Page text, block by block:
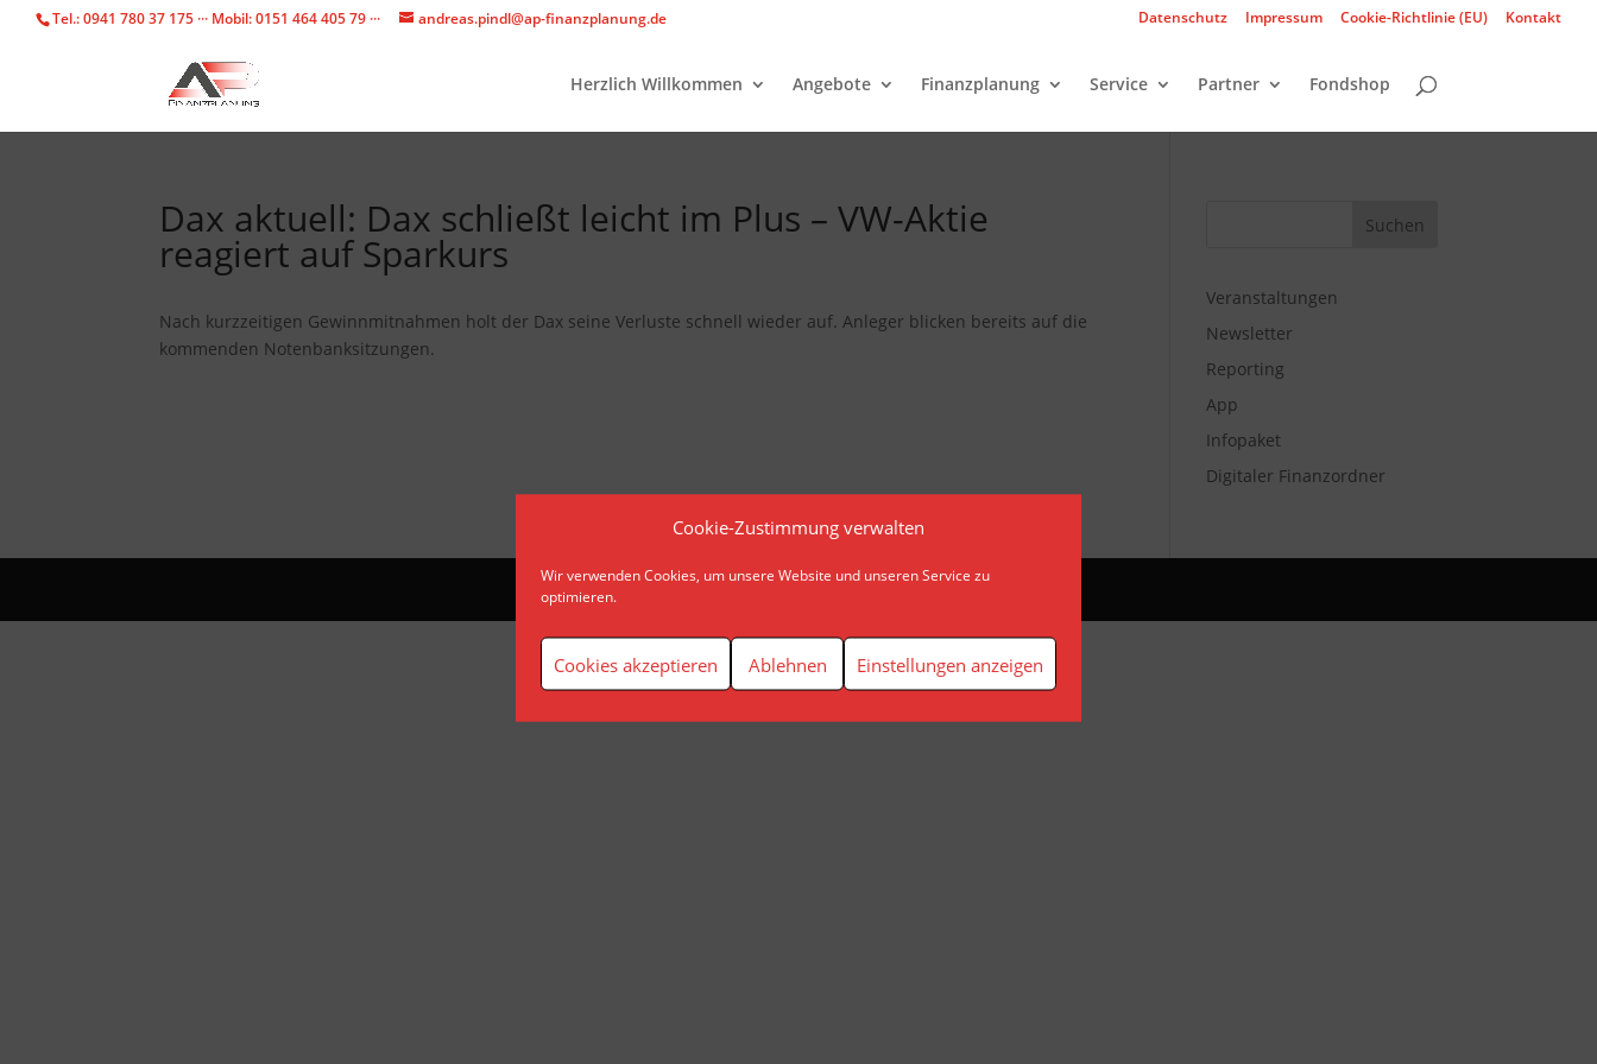
Cookie-Zustimmung verwalten
Wir verwenden Cookies, um unsere Website und unseren Service zu
optimieren.
Cookies akzeptieren Ablehnen Einstellungen anzeigen
Tel.: 0941 780 37 175 ··· Mobil: 0151 464 405 79 ··· andreas.pindl@ap-finanzplanung.de Datenschutz Impressum Cookie-Richtlinie (EU) Kontakt
Herzlich Willkommen Angebote Finanzplanung Service Partner Fondshop
Dax aktuell: Dax schließt leicht im Plus – VW-Aktie
reagiert auf Sparkurs
Nach kurzzeitigen Gewinnmitnahmen holt der Dax seine Verluste schnell wieder auf. Anleger blicken bereits auf die
kommenden Notenbanksitzungen.
Veranstaltungen
Newsletter
Reporting
App
Infopaket
Digitaler Finanzordner
© AP Finanzplanung Andreas Pindl